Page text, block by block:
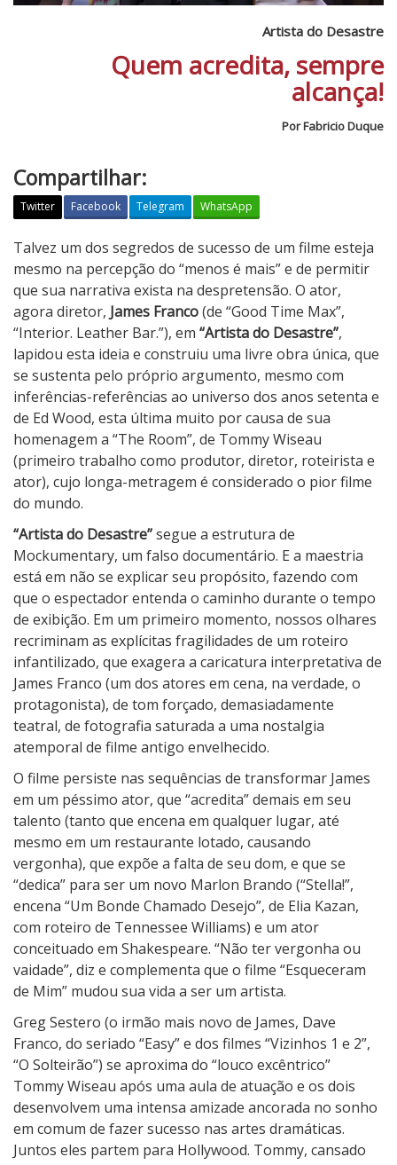
Artista do Desastre
Quem acredita, sempre
alcança!
Por Fabricio Duque
Compartilhar:
Twitter Facebook Telegram WhatsApp
A
r
t
i
s
t
a
d
o
D
e
s
a
s
r
e
Talvez um dos segredos de sucesso de um filme esteja
mesmo na percepção do “menos é mais” e de permitir
que sua narrativa exista na despretensão. O ator,
agora diretor, James Franco(de “Good Time Max”,
“Interior. Leather Bar.”), em “Artista do Desastre”,
lapidou esta ideia e construiu uma livre obra única, que
se sustenta pelo próprio argumento, mesmo com
inferências-referências ao universo dos anos setenta e
de Ed Wood, esta última muito por causa de sua
homenagem a “The Room”, de Tommy Wiseau
(primeiro trabalho como produtor, diretor, roteirista e
ator), cujo longa-metragem é considerado o pior filme
do mundo.
“Artista do Desastre”segue a estrutura de
Mockumentary, um falso documentário. E a maestria
está em não se explicar seu propósito, fazendo com
que o espectador entenda o caminho durante o tempo
de exibição. Em um primeiro momento, nossos olhares
recriminam as explícitas fragilidades de um roteiro
infantilizado, que exagera a caricatura interpretativa de
James Franco (um dos atores em cena, na verdade, o
protagonista), de tom forçado, demasiadamente
teatral, de fotografia saturada a uma nostalgia
atemporal de filme antigo envelhecido.
O filme persiste nas sequências de transformar James
em um péssimo ator, que “acredita” demais em seu
talento (tanto que encena em qualquer lugar, até
mesmo em um restaurante lotado, causando
vergonha), que expõe a falta de seu dom, e que se
“dedica” para ser um novo Marlon Brando (“Stella!”,
encena “Um Bonde Chamado Desejo”, de Elia Kazan,
com roteiro de Tennessee Williams) e um ator
conceituado em Shakespeare. “Não ter vergonha ou
vaidade”, diz e complementa que o filme “Esqueceram
de Mim” mudou sua vida a ser um artista.
Greg Sestero (o irmão mais novo de James, Dave
Franco, do seriado “Easy” e dos filmes “Vizinhos 1 e 2”,
“O Solteirão”) se aproxima do “louco excêntrico”
Tommy Wiseau após uma aula de atuação e os dois
desenvolvem uma intensa amizade ancorada no sonho
em comum de fazer sucesso nas artes dramáticas.
Juntos eles partem para Hollywood. Tommy, cansado